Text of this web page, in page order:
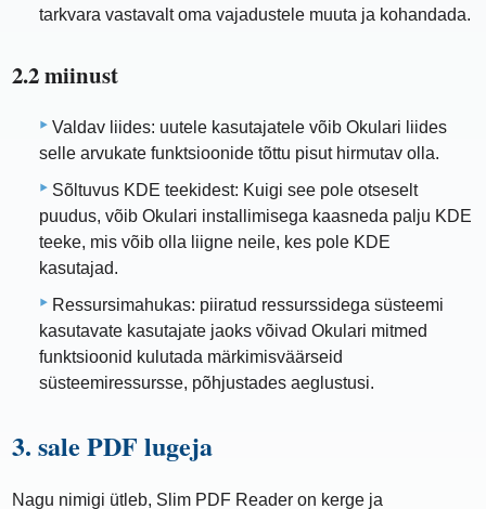
tarkvara vastavalt oma vajadustele muuta ja kohandada.
2.2 miinust
Valdav liides: uutele kasutajatele võib Okulari liides
selle arvukate funktsioonide tõttu pisut hirmutav olla.
Sõltuvus KDE teekidest: Kuigi see pole otseselt
puudus, võib Okulari installimisega kaasneda palju KDE
teeke, mis võib olla liigne neile, kes pole KDE
kasutajad.
Ressursimahukas: piiratud ressurssidega süsteemi
kasutavate kasutajate jaoks võivad Okulari mitmed
funktsioonid kulutada märkimisväärseid
süsteemiressursse, põhjustades aeglustusi.
3. sale PDF lugeja
Nagu nimigi ütleb, Slim PDF Reader on kerge ja